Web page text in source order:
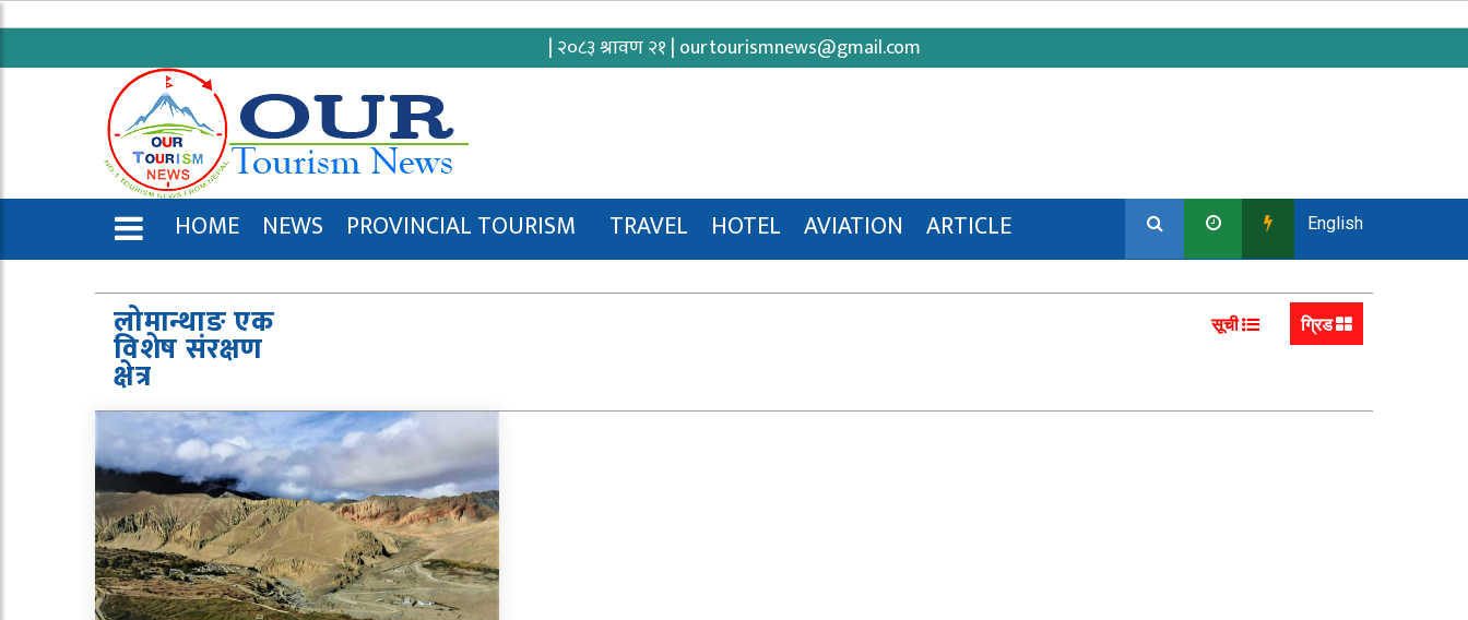
| २०८३ श्रावण २१ | ourtourismnews@gmail.com
HOME NEWS PROVINCIAL TOURISM TRAVEL HOTEL AVIATION
ARTICLE
ENGLISH
English
लोमान्थाङ एक
विशेष संरक्षण
क्षेत्र
सूची ग्रिड